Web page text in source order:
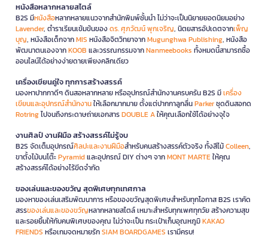
หนังสือหลากหลายสไตล์
B2S มีหนังสือหลากหลายแนวจากสำนักพิมพ์ชั้นนำ ไม่ว่าจะเป็นนิยายยอดนิยมอย่าง
Lavender, ตำราเรียนเข้มข้นของดร. ศุภวัฒน์ พุกเจริญ, นิตยสารอัปเดตจากเพ็ญ
บุญ, หนังสือเด็กจากMIS หนังสือจิตวิทยาจากMugunghwa Publishing, หนังสือ
พัฒนาตนเองจากKOOB และวรรณกรรมจากNanmeebooks ทั้งหมดนี้สามารถซื้อ
ออนไลน์ได้อย่างง่ายดายเพียงคลิกเดียว
เครื่องเขียนคู่ใจ ทุกการสร้างสรรค์
มองหาปากกาดีๆ ดินสอหลากหลาย หรืออุปกรณ์สำนักงานครบครัน B2S มีเครื่อง
เขียนและอุปกรณ์สำนักงานให้เลือกมากมาย ตั้งแต่ปากกาลูกลื่นParkerชุดดินสอกด
Rotringไปจนถึงกระดาษถ่ายเอกสารDOUBLE Aให้คุณเลือกใช้ได้อย่างจุใจ
งานศิลป์ งานฝีมือ สร้างสรรค์ไม่รู้จบ
B2S จัดเต็มอุปกรณ์ศิลปะและงานฝีมือสำหรับคนสร้างสรรค์ตัวจริง ทั้งสีไม้Colleen,
ขาตั้งไม้บนโต๊ะPyramidและอุปกรณ์ DIY ต่างๆ จากMONT MARTEให้คุณ
สร้างสรรค์ได้อย่างไร้ขีดจำกัด
ของเล่นและของขวัญ สุดพิเศษทุกเทศกาล
มองหาของเล่นเสริมพัฒนาการ หรือของขวัญสุดพิเศษสำหรับทุกโอกาส B2S เราคัด
สรรของเล่นและของขวัญหลากหลายสไตล์ เหมาะสำหรับทุกเพศทุกวัย สร้างความสุข
และรอยยิ้มให้กับคนพิเศษของคุณ ไม่ว่าจะเป็น กระเป๋าเก็บอุณหภูมิKAKAO
FRIENDS หรือเกมจดหมายรักSIAM BOARDGAMES เรามีครบ!